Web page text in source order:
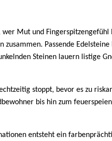
Mut und
Passende
Steinen lauern listige
stoppt, bevor es zu
bis hin zum
entsteht ein